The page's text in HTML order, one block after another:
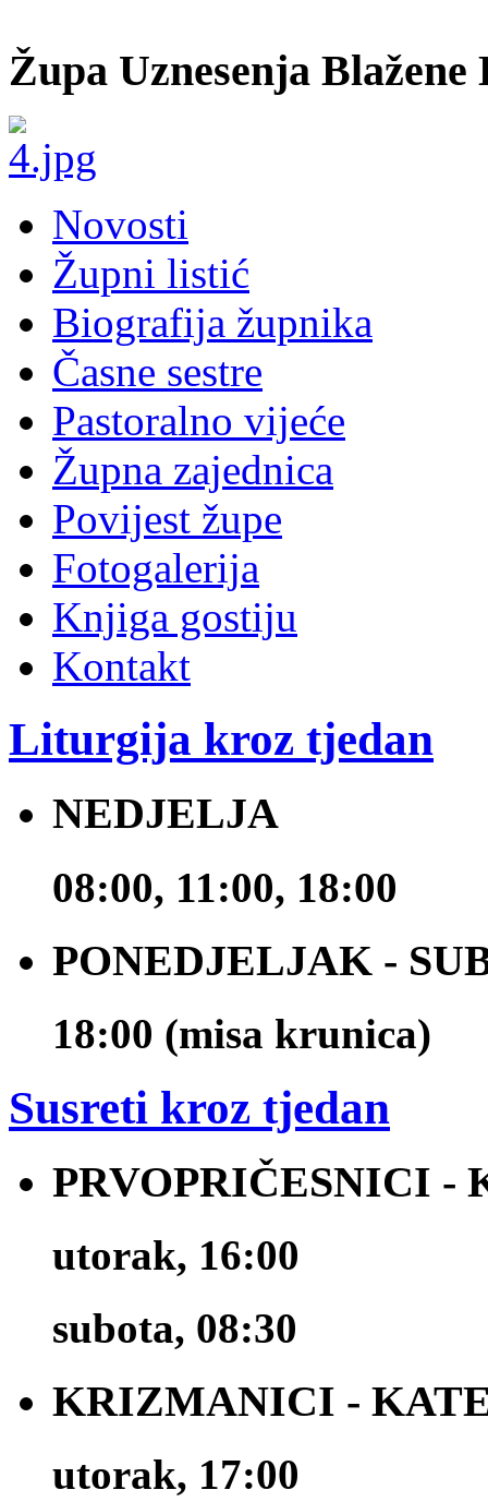
Župa Uznesenja
Novosti
Župni listić
Biografija župnika
Časne sestre
Pastoralno vijeće
Župna zajednica
Povijest župe
Fotogalerija
Knjiga gostiju
Kontakt
Liturgija kroz tjedan
NEDJELJA
08:00, 11:00, 18:00
PONEDJELJAK -
18:00 (misa krunica)
Susreti kroz tjedan
PRVOPRIČESNICI -
utorak, 16:00
subota, 08:30
KRIZMANICI -
utorak, 17:00